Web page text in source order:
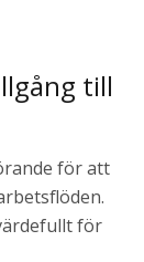
till
för att
för